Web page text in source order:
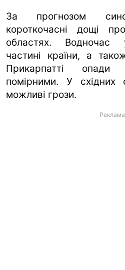
За прогнозом
короткочасні дощі
областях. Водночас у
частині країни, а
Прикарпатті опади
помірними. У східних
можливі грози.
Реклама